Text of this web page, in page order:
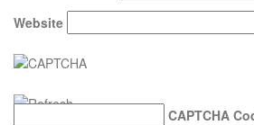
Website
CAPTCHA